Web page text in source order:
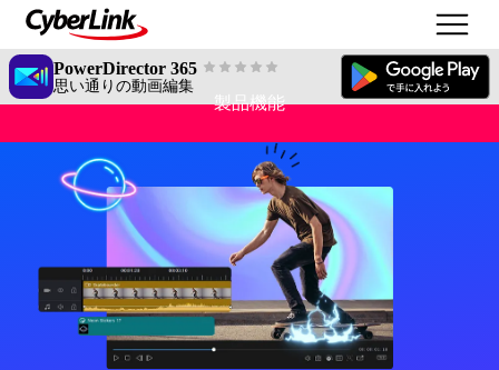
PowerDirector 365
思い通りの動画編集
製品機能